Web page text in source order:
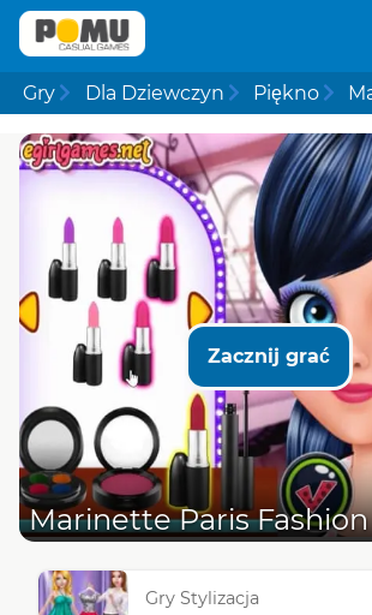
Gry Dla Dziewczyn Piękno
Zacznij grać
Marinette Paris Fashion
Gry Stylizacja